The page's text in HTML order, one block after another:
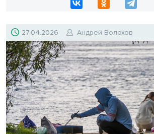
27.04.2026 Андрей Волохов